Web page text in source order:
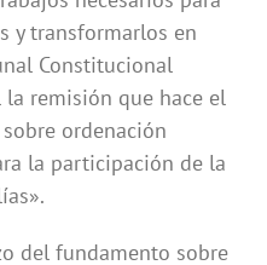
y transformarlos en
Constitucional
remisión que hace el
ordenación
la participación de la
del fundamento sobre